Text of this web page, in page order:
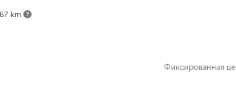
km
Фиксированная